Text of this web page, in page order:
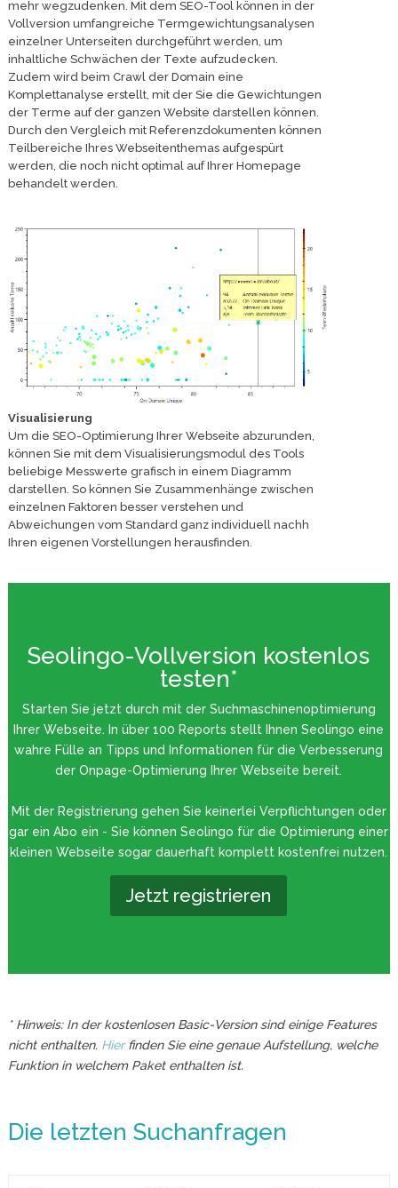
mehr wegzudenken. Mit dem SEO-Tool können in der
Vollversion umfangreiche Termgewichtungsanalysen
einzelner Unterseiten durchgeführt werden, um
inhaltliche Schwächen der Texte aufzudecken.
Zudem wird beim Crawl der Domain eine
Komplettanalyse erstellt, mit der Sie die Gewichtungen
der Terme auf der ganzen Website darstellen können.
Durch den Vergleich mit Referenzdokumenten können
Teilbereiche Ihres Webseitenthemas aufgespürt
werden, die noch nicht optimal auf Ihrer Homepage
behandelt werden.
Visualisierung
Um die SEO-Optimierung Ihrer Webseite abzurunden,
können Sie mit dem Visualisierungsmodul des Tools
beliebige Messwerte grafisch in einem Diagramm
darstellen. So können Sie Zusammenhänge zwischen
einzelnen Faktoren besser verstehen und
Abweichungen vom Standard ganz individuell nachh
Ihren eigenen Vorstellungen herausfinden.
Seolingo-Vollversion kostenlos
testen*
Starten Sie jetzt durch mit der Suchmaschinenoptimierung
Ihrer Webseite. In über 100 Reports stellt Ihnen Seolingo eine
wahre Fülle an Tipps und Informationen für die Verbesserung
der Onpage-Optimierung Ihrer Webseite bereit.
Mit der Registrierung gehen Sie keinerlei Verpflichtungen oder
gar ein Abo ein - Sie können Seolingo für die Optimierung einer
kleinen Webseite sogar dauerhaft komplett kostenfrei nutzen.
Jetzt registrieren
* Hinweis: In der kostenlosen Basic-Version sind einige Features
nicht enthalten. Hierfinden Sie eine genaue Aufstellung, welche
Funktion in welchem Paket enthalten ist.
Die letzten Suchanfragen